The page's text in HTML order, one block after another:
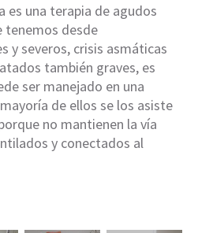
es una terapia de agudos
tenemos desde
y severos, crisis asmáticas
también graves, es
ser manejado en una
de ellos se los asiste
no mantienen la vía
y conectados al